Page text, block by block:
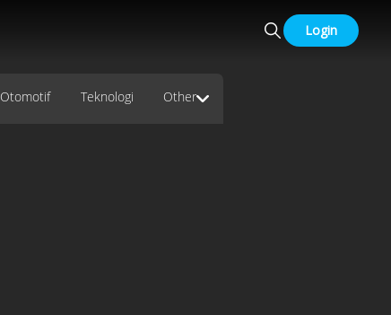
Login
Otomotif Teknologi Other